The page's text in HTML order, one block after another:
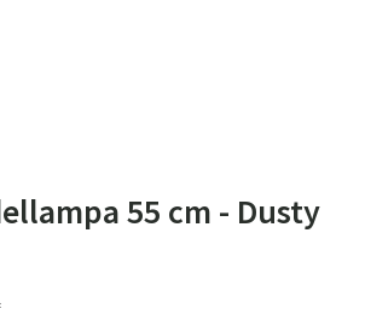
55 cm - Dusty